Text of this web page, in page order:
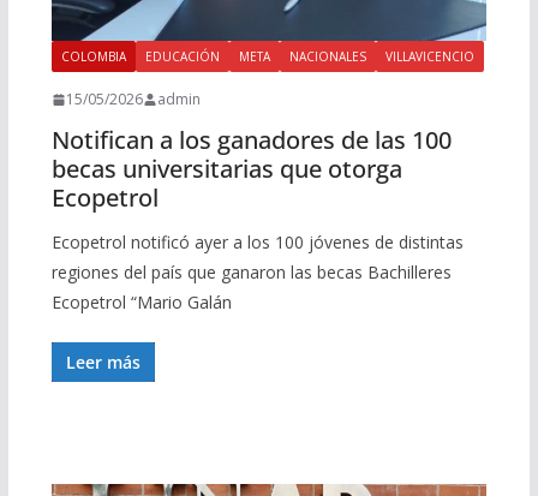
COLOMBIA EDUCACIÓN META NACIONALES VILLAVICENCIO
15/05/2026 admin
Notifican a los ganadores de las 100
becas universitarias que otorga
Ecopetrol
Ecopetrol notificó ayer a los 100 jóvenes de distintas
regiones del país que ganaron las becas Bachilleres
Ecopetrol “Mario Galán
Leer más